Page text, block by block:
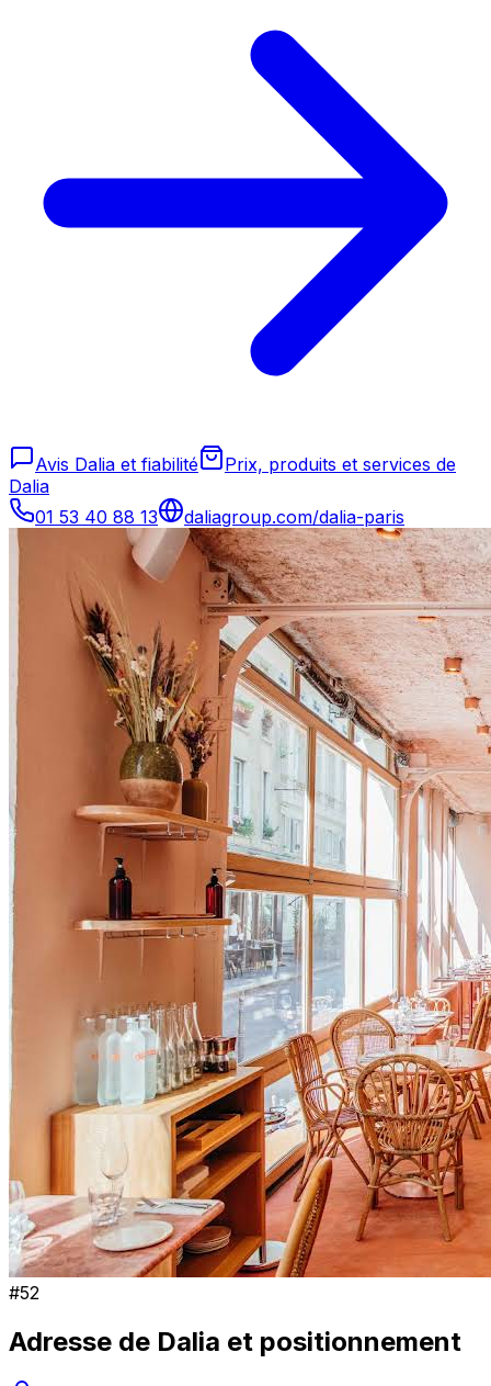
Avis Dalia et fiabilité
Prix, produits et services de
Dalia
01 53 40 88 13
daliagroup.com/dalia-paris
#52
Adresse de Dalia et positionnement